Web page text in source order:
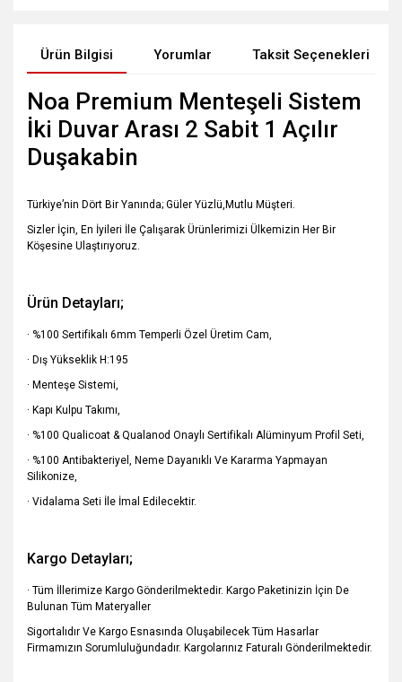
Ürün Bilgisi Yorumlar Taksit Seçenekleri
Noa Premium Menteşeli Sistem
İki Duvar Arası 2 Sabit 1 Açılır
Duşakabin
Türkiye’nin Dört Bir Yanında; Güler Yüzlü,Mutlu Müşteri.
Sizler İçin, En İyileri İle Çalışarak Ürünlerimizi Ülkemizin Her Bir
Köşesine Ulaştırıyoruz.
Ürün Detayları;
· %100 Sertifikalı 6mm Temperli Özel Üretim Cam,
· Dış Yükseklik H:195
· Menteşe Sistemi,
· Kapı Kulpu Takımı,
· %100 Qualicoat & Qualanod Onaylı Sertifikalı Alüminyum Profil Seti,
· %100 Antibakteriyel, Neme Dayanıklı Ve Kararma Yapmayan
Silikonize,
· Vidalama Seti İle İmal Edilecektir.
Kargo Detayları;
· Tüm İllerimize Kargo Gönderilmektedir. Kargo Paketinizin İçin De
Bulunan Tüm Materyaller
Sigortalıdır Ve Kargo Esnasında Oluşabilecek Tüm Hasarlar
Firmamızın Sorumluluğundadır. Kargolarınız Faturalı Gönderilmektedir.